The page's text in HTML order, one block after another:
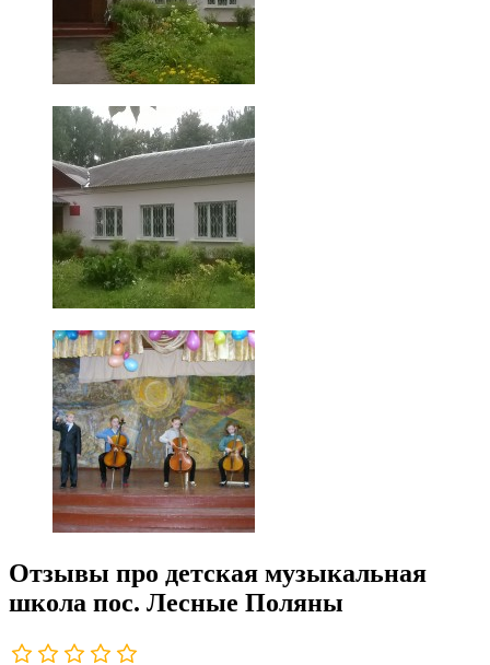
Отзывы про детская музыкальная
школа пос. Лесные Поляны